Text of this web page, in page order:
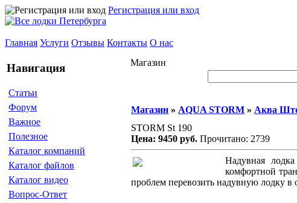
Регистрация или вход
Главная Услуги Отзывы Контакты О нас
Навигация
Статьи
Форум
Важное
Полезное
Каталог компаний
Каталог файлов
Каталог видео
Вопрос-Ответ
Магазин
Магазин » AQUA STORM » Аква
STORM St 190
Цена: 9450 руб. Прочитано: 2739
Надувная
комфортной
проблем перевозить надувную лодку в